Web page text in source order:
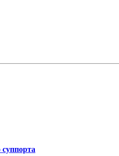
суппорта